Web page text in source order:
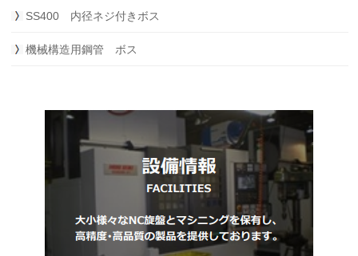
SS400 内径ネジ付きボス
機械構造用鋼管 ボス